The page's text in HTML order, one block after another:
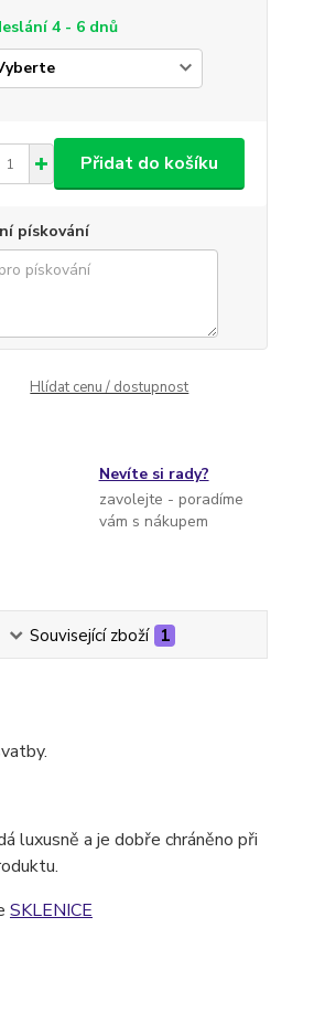
4 - 6 dnů
Přidat do košíku
pískování
Hlídat cenu / dostupnost
Nevíte si rady?
zavolejte - poradíme
vám s nákupem
Související zboží 1
luxusně a je dobře chráněno při
SKLENICE